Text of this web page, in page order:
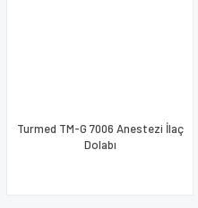
Turmed TM-G 7006 Anestezi İlaç
Dolabı